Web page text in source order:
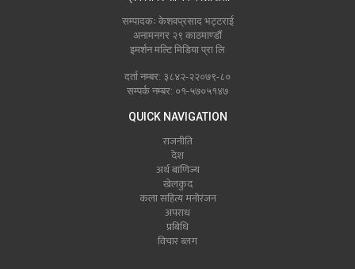
सम्पादकः केशवप्रसाद भट्टराई
अनामनगर २९ काठमाण्डौं
इमर्शन मल्टि मिडिया प्रा लि
दर्ता नम्बर: ३८४२-२२०७९-८०
सम्पर्क नम्बर: ०१-५७०५१४७
QUICK NAVIGATION
राजनीति
देश
अर्थ बाणिज्य
खेलकुद
कला सहित्य मनोरंजन
अपराध
प्रबिधि
विचार ब्लग